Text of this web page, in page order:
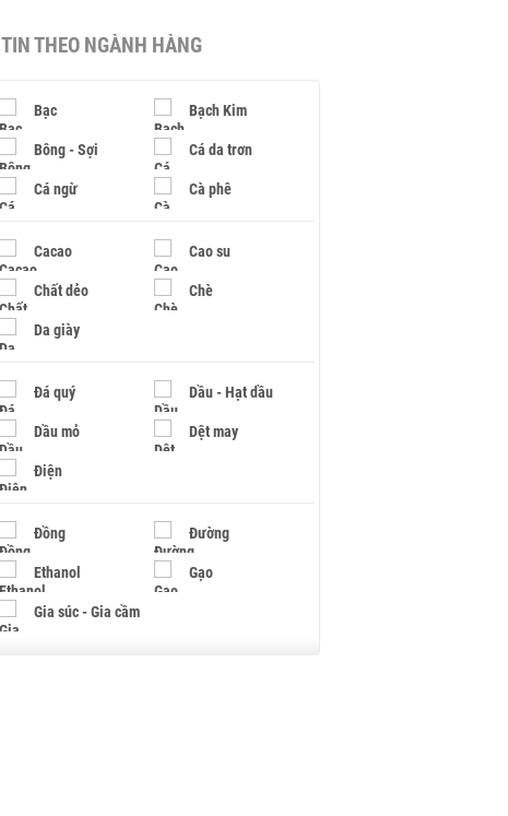
TIN THEO NGÀNH HÀNG
Bạc Bạch Kim
Bông - Sợi Cá da trơn
Cá ngừ Cà phê
Cacao Cao su
Chất dẻo Chè
Da giày
Đá quý Dầu - Hạt dầu
Dầu mỏ Dệt may
Điện
Đồng Đường
Ethanol Gạo
Gia súc - Gia cầm